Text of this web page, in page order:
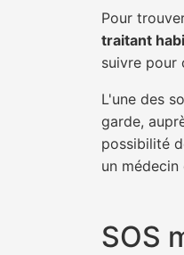
Pour
traitant
suivre pour
L'une des
garde,
possibilité
un
SOS